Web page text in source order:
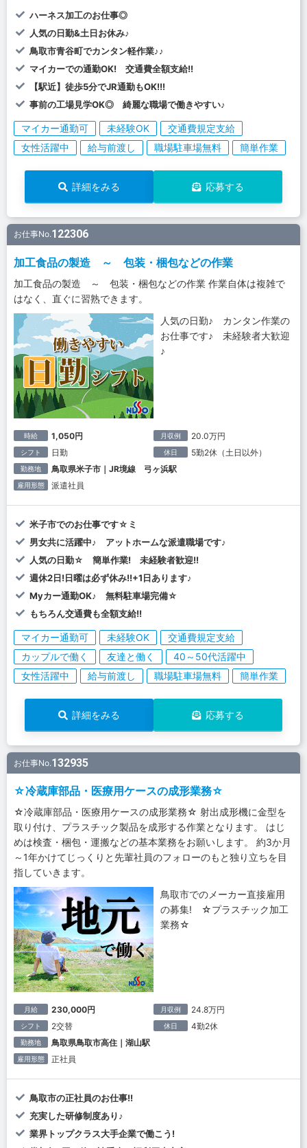
ハーネス加工のお仕事◎
人気の日勤&土日お休み♪
鳥取市青谷町でカンタン軽作業♪♪
マイカーでの通勤OK! 交通費全額支給!!
【駅近】徒歩5分でJR通勤もOK!!!
事前の工場見学OK◎ 綺麗な職場で働きやすい♪
マイカー通勤可 未経験OK
交通費規定支給
女性活躍中
給与前渡し 職場駐車場無料 簡単作業
詳細をみる 応募する
お仕事No.122306
加工食品の製造 ～ 包装・梱包などの作業
加工食品の製造 ～ 包装・梱包などの作業 作業自体は複雑で
はなく、直ぐに習熟できます。
人気の日勤♪ カンタン作業の
お仕事です♪ 未経験者大歓迎
♪
時給 1,050円 月収例 20.0万円
シフト 日勤 休日 5勤2休（土日以外）
勤務地 鳥取県米子市｜JR境線 弓ヶ浜駅
雇用形態 派遣社員
米子市でのお仕事です☆ミ
男女共に活躍中♪ アットホームな派遣職場です♪
人気の日勤☆ 簡単作業! 未経験者歓迎!!
週休2日!日曜は必ず休み!!+1日あります♪
Myカー通勤OK♪ 無料駐車場完備☆
もちろん交通費も全額支給!!
マイカー通勤可 未経験OK
交通費規定支給
カップルで働く
友達と働く
40～50代活躍中
女性活躍中
給与前渡し 職場駐車場無料 簡単作業
詳細をみる 応募する
お仕事No.132935
☆冷蔵庫部品・医療用ケースの成形業務☆
☆冷蔵庫部品・医療用ケースの成形業務☆ 射出成形機に金型を
取り付け、プラスチック製品を成形する作業となります。 はじ
めは検査・梱包・運搬などの基本業務をお願いします。 約3か月
～1年かけてじっくりと先輩社員のフォローのもと独り立ちを目
指していきます。
鳥取市でのメーカー直接雇用
の募集! ☆プラスチック加工
業務☆
月給 230,000円 月収例 24.8万円
シフト 2交替 休日 4勤2休
勤務地 鳥取県鳥取市高住｜湖山駅
雇用形態 正社員
鳥取市の正社員のお仕事!!
充実した研修制度あり♪
業界トップクラス大手企業で働こう!